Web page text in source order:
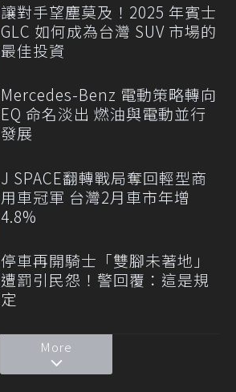
讓對手望塵莫及！2025 年賓士
GLC 如何成為台灣 SUV 市場的
最佳投資
Mercedes-Benz 電動策略轉向
EQ 命名淡出 燃油與電動並行
發展
J SPACE翻轉戰局奪回輕型商
用車冠軍 台灣2月車市年增
4.8%
停車再開騎士「雙腳未著地」
遭罰引民怨！警回覆：這是規
定
More